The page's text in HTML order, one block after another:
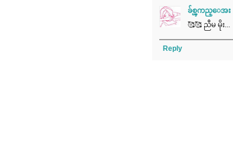
ခ်စ္ၾကည္ေအး
🥰🥰 ညီမ မိုး...
Reply